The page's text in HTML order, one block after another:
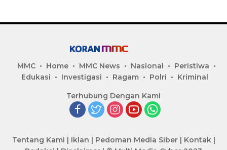
MMC Home MMC News Nasional
Peristiwa
Edukasi
Investigasi Ragam Polri Kriminal
Terhubung Dengan Kami
Tentang Kami Iklan Pedoman Media Siber| Kontak|